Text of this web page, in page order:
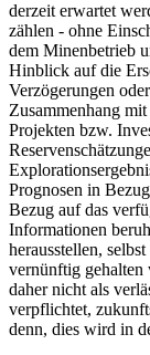
derzeit erwartet
zählen - ohne
dem Minenbetrieb
Hinblick auf die
Verzögerungen
Zusammenhang
Projekten bzw.
Prognosen in
Bezug auf das
Informationen
herausstellen,
vernünftig gehalten
daher nicht als
verpflichtet,
denn, dies wird in